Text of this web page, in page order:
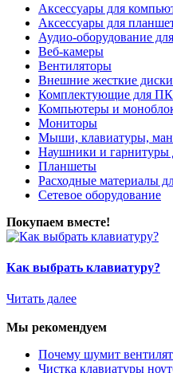
Аксессуары для
Аксессуары для
Аудио-оборудование
Веб-камеры
Вентиляторы
Внешние жесткие диски
Комплектующие для ПК
Компьютеры и
Мониторы
Мыши, клавиатуры,
Наушники и
Планшеты
Расходные материалы
Сетевое оборудование
Покупаем вместе!
Как выбрать клавиатуру?
Читать далее
Мы рекомендуем
Почему шумит
Чистка клавиатуры